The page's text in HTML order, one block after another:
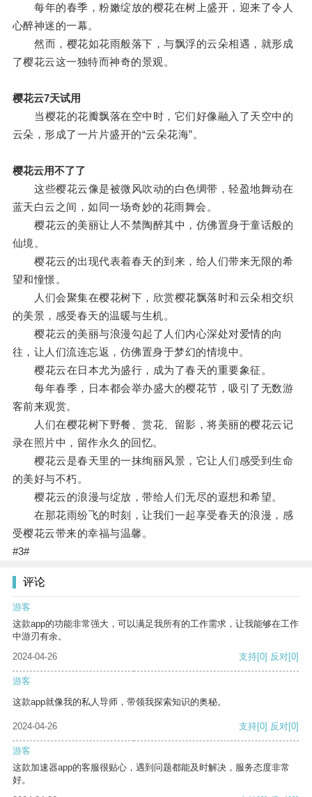
每年的春季，粉嫩绽放的樱花在树上盛开，迎来了令人
心醉神迷的一幕。
然而，樱花如花雨般落下，与飘浮的云朵相遇，就形成
了樱花云这一独特而神奇的景观。
樱花云7天试用
当樱花的花瓣飘落在空中时，它们好像融入了天空中的
云朵，形成了一片片盛开的“云朵花海”。
樱花云用不了了
这些樱花云像是被微风吹动的白色绸带，轻盈地舞动在
蓝天白云之间，如同一场奇妙的花雨舞会。
樱花云的美丽让人不禁陶醉其中，仿佛置身于童话般的
仙境。
樱花云的出现代表着春天的到来，给人们带来无限的希
望和憧憬。
人们会聚集在樱花树下，欣赏樱花飘落时和云朵相交织
的美景，感受春天的温暖与生机。
樱花云的美丽与浪漫勾起了人们内心深处对爱情的向
往，让人们流连忘返，仿佛置身于梦幻的情境中。
樱花云在日本尤为盛行，成为了春天的重要象征。
每年春季，日本都会举办盛大的樱花节，吸引了无数游
客前来观赏。
人们在樱花树下野餐、赏花、留影，将美丽的樱花云记
录在照片中，留作永久的回忆。
樱花云是春天里的一抹绚丽风景，它让人们感受到生命
的美好与不朽。
樱花云的浪漫与绽放，带给人们无尽的遐想和希望。
在那花雨纷飞的时刻，让我们一起享受春天的浪漫，感
受樱花云带来的幸福与温馨。
#3#
评论
游客
这款app的功能非常强大，可以满足我所有的工作需求，让我能够在工作
中游刃有余。
2024-04-26
支持[0] 反对[0]
游客
这款app就像我的私人导师，带领我探索知识的奥秘。
2024-04-26 支持[0] 反对[0]
游客
这款加速器app的客服很贴心，遇到问题都能及时解决，服务态度非常
好。